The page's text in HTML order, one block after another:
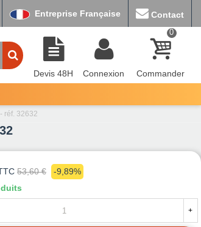
Entreprise Française Contact
Devis 48H Connexion
0
Commander
réf. 32632
53,60 €
-9,89%
+